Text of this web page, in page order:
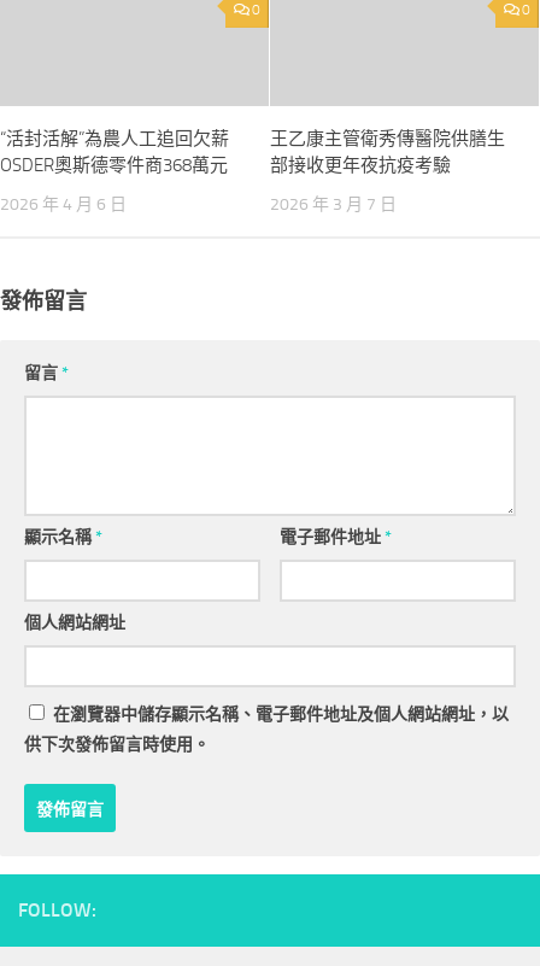
0
“活封活解”為農人工追回欠薪
OSDER奧斯德零件商368萬元
2026 年 4 月 6 日
0
王乙康主管衛秀傳醫院供膳生
部接收更年夜抗疫考驗
2026 年 3 月 7 日
發佈留言
留言*
顯示名稱* 電子郵件地址*
個人網站網址
在瀏覽器中儲存顯示名稱、電子郵件地址及個人網站網址，以
供下次發佈留言時使用。
FOLLOW: